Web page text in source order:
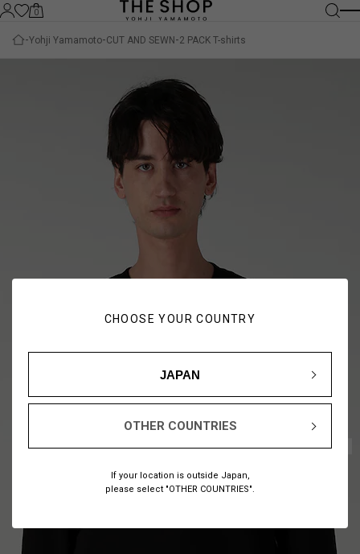
CHOOSE YOUR COUNTRY
JAPAN
OTHER COUNTRIES
If your location is outside Japan,
please select "OTHER COUNTRIES".
0
Yohji Yamamoto CUT AND SEWN 2 PACK T-shirts
1/